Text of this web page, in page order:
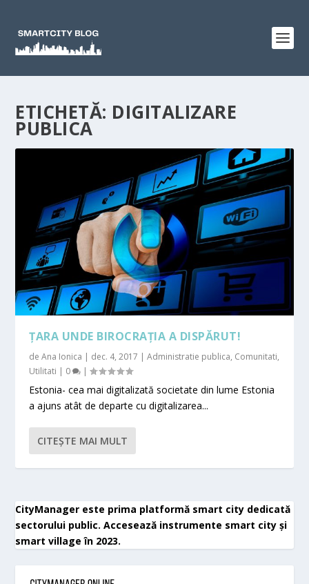
ETICHETĂ: DIGITALIZARE
PUBLICA
ȚARA UNDE BIROCRAȚIA A DISPĂRUT!
deAna Ionica | dec. 4, 2017 |Administratie publica, Comunitati,
Utilitati | 0 |
Estonia- cea mai digitalizată societate din lume Estonia
a ajuns atât de departe cu digitalizarea...
CITEŞTE MAI MULT
CityManager este prima platformă smart city dedicată
sectorului public. Accesează instrumente smart city și
smart village în 2023.